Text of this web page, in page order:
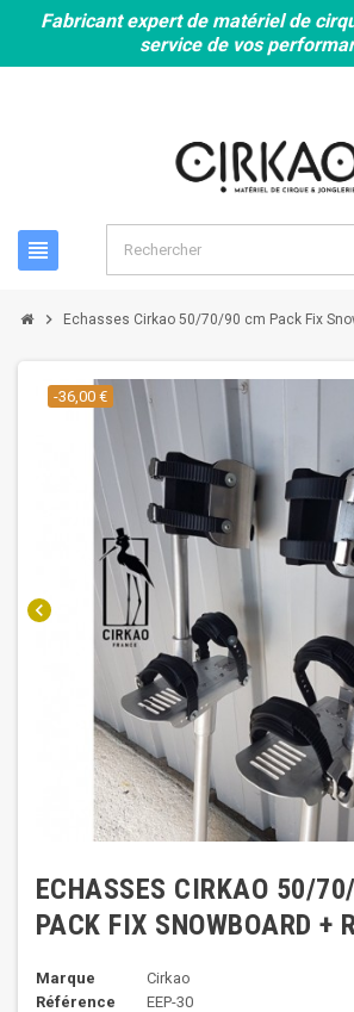
Fabricant expert de matériel de
service de vos
view_headline
chevron_right Echasses Cirkao 50/70/90 cm Pack Fix
chevron_left
-36,00 €
ECHASSES CIRKAO 50/
PACK FIX SNOWBOARD +
Marque
Cirkao
Référence
EEP-30